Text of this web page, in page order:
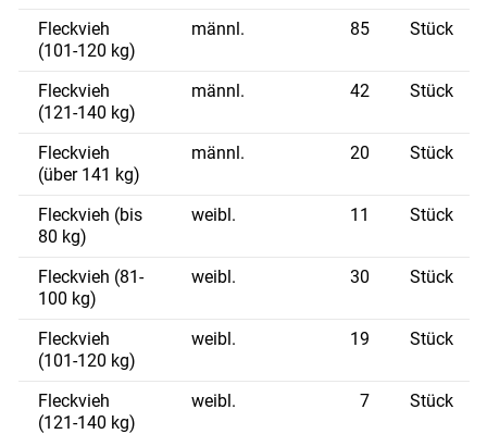
Fleckvieh
(101-120 kg)
männl. 85 Stück
Fleckvieh
(121-140 kg)
männl. 42 Stück
Fleckvieh
(über 141 kg)
männl. 20 Stück
Fleckvieh (bis
80 kg)
weibl. 11 Stück
Fleckvieh (81-
100 kg)
weibl. 30 Stück
Fleckvieh
(101-120 kg)
weibl. 19 Stück
Fleckvieh
(121-140 kg)
weibl. 7 Stück